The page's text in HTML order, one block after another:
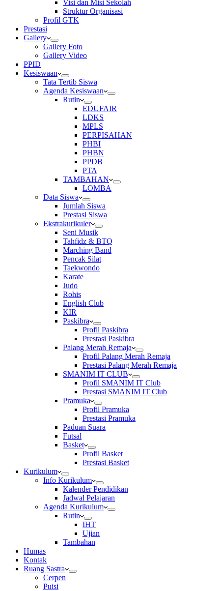
Visi dan Misi Sekolah
Struktur Organisasi
Profil GTK
Prestasi
Gallery
Gallery Foto
Gallery Video
PPID
Kesiswaan
Tata Tertib Siswa
Agenda Kesiswaan
Rutin
EDUFAIR
LDKS
MPLS
PERPISAHAN
PHBI
PHBN
PPDB
PTA
TAMBAHAN
LOMBA
Data Siswa
Jumlah Siswa
Prestasi Siswa
Ekstrakurikuler
Seni Musik
Tahfidz & BTQ
Marching Band
Pencak Silat
Taekwondo
Karate
Judo
Rohis
English Club
KIR
Paskibra
Profil Paskibra
Prestasi Paskibra
Palang Merah Remaja
Profil Palang Merah Remaja
Prestasi Palang Merah Remaja
SMANIM IT CLUB
Profil SMANIM IT Club
Prestasi SMANIM IT Club
Pramuka
Profil Pramuka
Prestasi Pramuka
Paduan Suara
Futsal
Basket
Profil Basket
Prestasi Basket
Kurikulum
Info Kurikulum
Kalender Pendidikan
Jadwal Pelajaran
Agenda Kurikulum
Rutin
IHT
Ujian
Tambahan
Humas
Kontak
Ruang Sastra
Cerpen
Puisi